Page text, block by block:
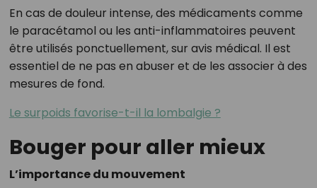
En cas de douleur intense, des médicaments comme
le paracétamol ou les anti-inflammatoires peuvent
être utilisés ponctuellement, sur avis médical. Il est
essentiel de ne pas en abuser et de les associer à des
mesures de fond.
Le surpoids favorise-t-il la lombalgie ?
Bouger pour aller mieux
L’importance du mouvement